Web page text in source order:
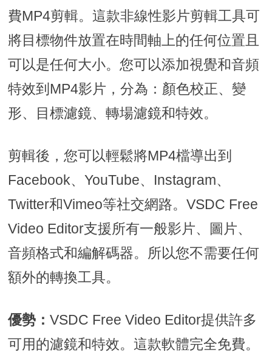
費MP4剪輯。這款非線性影片剪輯工具可
將目標物件放置在時間軸上的任何位置且
可以是任何大小。您可以添加視覺和音頻
特效到MP4影片，分為：顏色校正、變
形、目標濾鏡、轉場濾鏡和特效。
剪輯後，您可以輕鬆將MP4檔導出到
Facebook、YouTube、Instagram、
Twitter和Vimeo等社交網路。VSDC Free
Video Editor支援所有一般影片、圖片、
音頻格式和編解碼器。所以您不需要任何
額外的轉換工具。
優勢：VSDC Free Video Editor提供許多
可用的濾鏡和特效。這款軟體完全免費。